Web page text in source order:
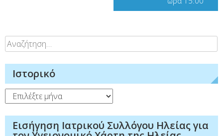
Αναζήτηση
για:
Ιστορικό
Ιστορικό
Εισήγηση Ιατρικού Συλλόγου Ηλείας για